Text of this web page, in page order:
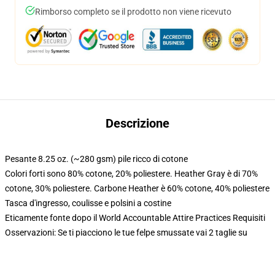
Rimborso completo se il prodotto non viene ricevuto
Descrizione
Pesante 8.25 oz. (~280 gsm) pile ricco di cotone
Colori forti sono 80% cotone, 20% poliestere. Heather Gray è di 70%
cotone, 30% poliestere. Carbone Heather è 60% cotone, 40% poliestere
Tasca d'ingresso, coulisse e polsini a costine
Eticamente fonte dopo il World Accountable Attire Practices Requisiti
Osservazioni: Se ti piacciono le tue felpe smussate vai 2 taglie su